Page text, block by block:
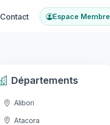
Contact Espace Membre
Départements
Alibori
Atacora